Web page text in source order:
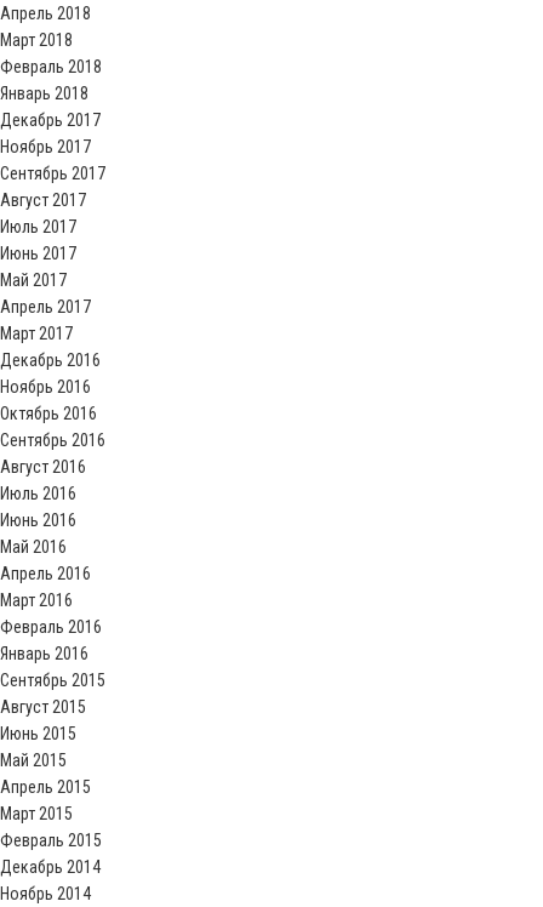
Апрель 2018
Март 2018
Февраль 2018
Январь 2018
Декабрь 2017
Ноябрь 2017
Сентябрь 2017
Август 2017
Июль 2017
Июнь 2017
Май 2017
Апрель 2017
Март 2017
Декабрь 2016
Ноябрь 2016
Октябрь 2016
Сентябрь 2016
Август 2016
Июль 2016
Июнь 2016
Май 2016
Апрель 2016
Март 2016
Февраль 2016
Январь 2016
Сентябрь 2015
Август 2015
Июнь 2015
Май 2015
Апрель 2015
Март 2015
Февраль 2015
Декабрь 2014
Ноябрь 2014